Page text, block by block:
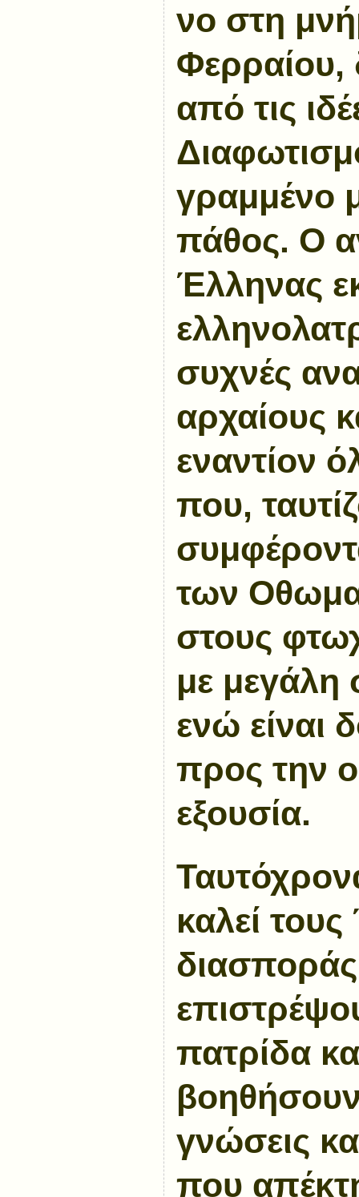
νο στη
Φερραίου,
από τις
γραμμένο
πάθος. Ο
Έλληνας
συχνές
αρχαίους
εναντίον
που,
των
στους
με μεγάλη
ενώ είναι
προς την
εξουσία.
καλεί
πατρίδα
γνώσεις
που